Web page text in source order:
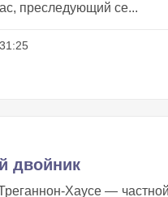
преследующий се...
двойник
Хаусе —